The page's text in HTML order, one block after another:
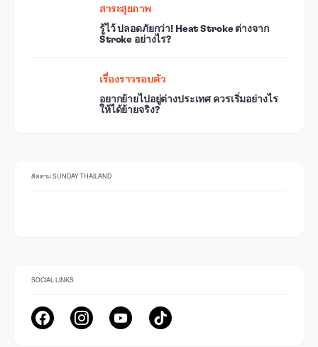
สาระสุขภาพ
รู้ไว้ ปลอดภัยกว่า! Heat Stroke ต่างจาก
Stroke อย่างไร?
เรื่องราวรอบตัว
อยากย้ายไปอยู่ต่างประเทศ ควรเริ่มอย่างไร
ให้ได้ย้ายจริง?
ติดตาม SUNDAY THAILAND
SOCIAL LINKS